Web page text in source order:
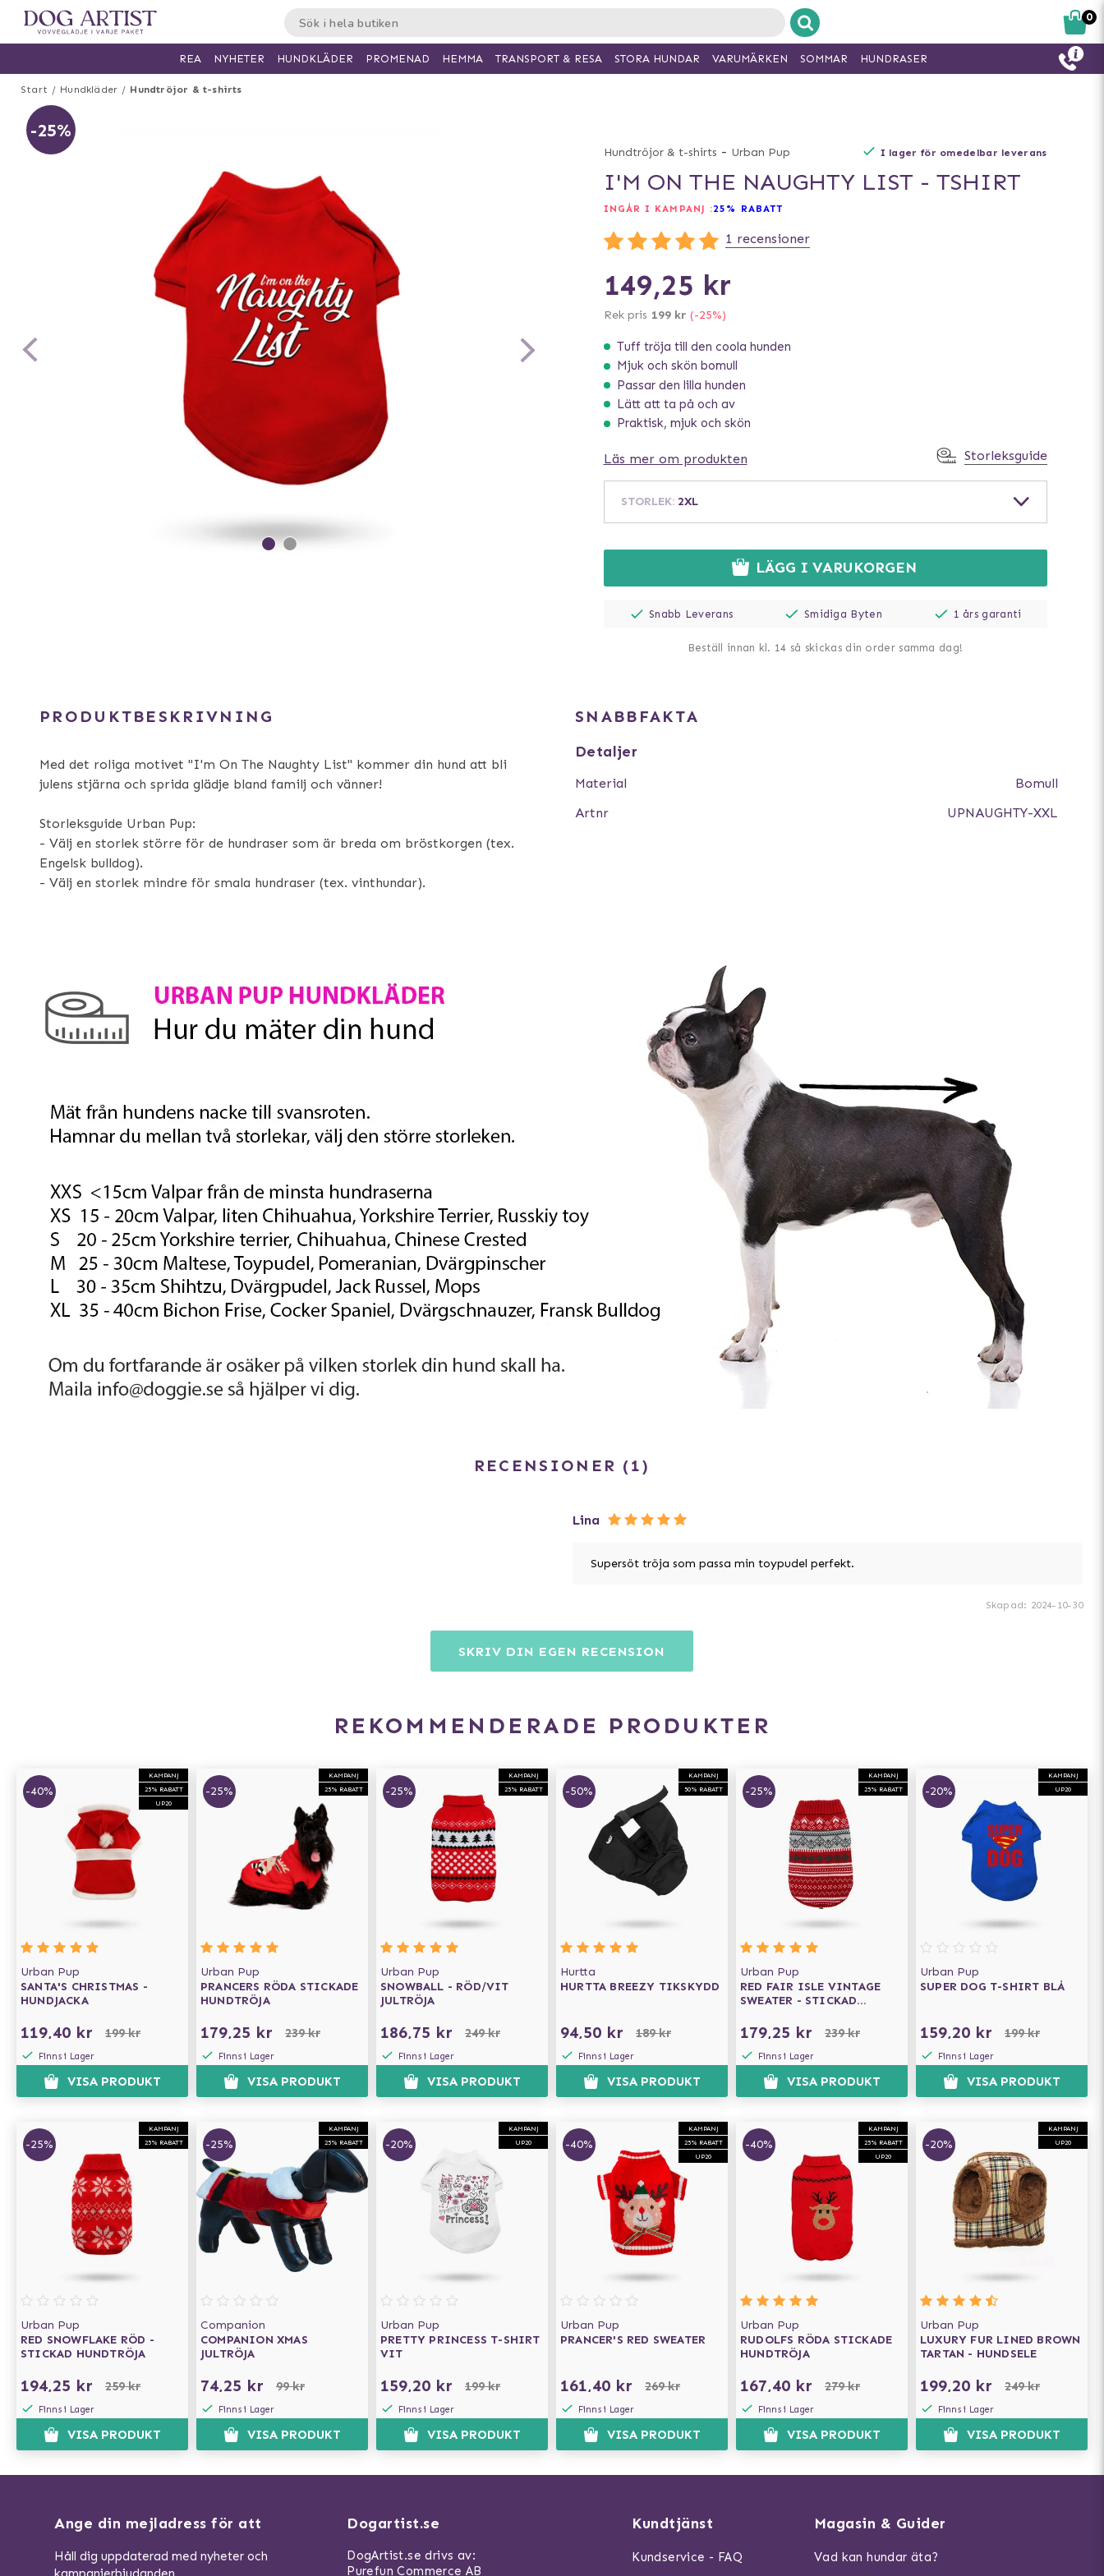
Start Hundkläder Hundtröjor & t-shirts
-25%
Hundtröjor & t-shirts - Urban Pup I lager för omedelbar leverans
I'M ON THE NAUGHTY LIST - TSHIRT
INGÅR I KAMPANJ :25% RABATT
1 recensioner
149,25 kr
Rek pris 199 kr (-25%)
Tuff tröja till den coola hunden
Mjuk och skön bomull
Passar den lilla hunden
Lätt att ta på och av
Praktisk, mjuk och skön
Läs mer om produkten Storleksguide
STORLEK: 2XL
LÄGG I VARUKORGEN
Snabb Leverans Smidiga Byten 1 års garanti
Beställ innan kl. 14 så skickas din order samma dag!
PRODUKTBESKRIVNING
Med det roliga motivet "I'm On The Naughty List" kommer din hund att bli
julens stjärna och sprida glädje bland familj och vänner!
Storleksguide Urban Pup:
- Välj en storlek större för de hundraser som är breda om bröstkorgen (tex.
Engelsk bulldog).
- Välj en storlek mindre för smala hundraser (tex. vinthundar).
SNABBFAKTA
Detaljer
Material
Bomull
Artnr
UPNAUGHTY-XXL
RECENSIONER 1
Lina
Supersöt tröja som passa min toypudel perfekt.
Skapad: 2024-10-30
SKRIV DIN EGEN RECENSION
REKOMMENDERADE PRODUKTER
KAMPANJ
25% RABATT
UP20
-40%
Urban Pup
SANTA'S CHRISTMAS -
HUNDJACKA
119,40 kr 199 kr
Finns i Lager
VISA PRODUKT
KAMPANJ
25% RABATT
-25%
Urban Pup
PRANCERS RÖDA STICKADE
HUNDTRÖJA
179,25 kr 239 kr
Finns i Lager
VISA PRODUKT
KAMPANJ
25% RABATT
-25%
Urban Pup
SNOWBALL - RÖD/VIT
JULTRÖJA
186,75 kr 249 kr
Finns i Lager
VISA PRODUKT
KAMPANJ
50% RABATT
-50%
Hurtta
HURTTA BREEZY TIKSKYDD
94,50 kr 189 kr
Finns i Lager
VISA PRODUKT
KAMPANJ
25% RABATT
-25%
Urban Pup
RED FAIR ISLE VINTAGE
SWEATER - STICKAD
179,25 kr 239 kr
Finns i Lager
VISA PRODUKT
KAMPANJ
UP20
-20%
Urban Pup
SUPER DOG T-SHIRT BLÅ
159,20 kr 199 kr
Finns i Lager
VISA PRODUKT
KAMPANJ
25% RABATT
-25%
Urban Pup
RED SNOWFLAKE RÖD -
STICKAD HUNDTRÖJA
194,25 kr 259 kr
Finns i Lager
VISA PRODUKT
KAMPANJ
25% RABATT
-25%
Companion
COMPANION XMAS
JULTRÖJA
74,25 kr 99 kr
Finns i Lager
VISA PRODUKT
KAMPANJ
UP20
-20%
Urban Pup
PRETTY PRINCESS T-SHIRT
VIT
159,20 kr 199 kr
Finns i Lager
VISA PRODUKT
KAMPANJ
25% RABATT
UP20
-40%
Urban Pup
PRANCER'S RED SWEATER
161,40 kr 269 kr
Finns i Lager
VISA PRODUKT
KAMPANJ
25% RABATT
UP20
-40%
Urban Pup
RUDOLFS RÖDA STICKADE
HUNDTRÖJA
167,40 kr 279 kr
Finns i Lager
VISA PRODUKT
KAMPANJ
UP20
-20%
Urban Pup
LUXURY FUR LINED BROWN
TARTAN - HUNDSELE
199,20 kr 249 kr
Finns i Lager
VISA PRODUKT
0
REA NYHETER HUNDKLÄDER PROMENAD HEMMA TRANSPORT & RESA STORA HUNDAR VARUMÄRKEN SOMMAR HUNDRASER
Ange din mejladress för att
Håll dig uppdaterad med nyheter och
Dogartist.se
DogArtist.se drivs av:
Purefun Commerce AB
Kundtjänst
Kundservice - FAQ
Magasin & Guider
Vad kan hundar äta?